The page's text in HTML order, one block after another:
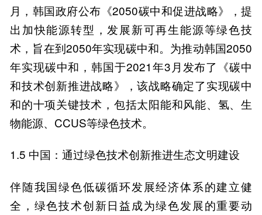
月，韩国政府公布《2050碳中和促进战略》，提
出加快能源转型，发展新可再生能源等绿色技
术，旨在到2050年实现碳中和。为推动韩国2050
年实现碳中和，韩国于2021年3月发布了《碳中
和技术创新推进战略》，该战略确定了实现碳中
和的十项关键技术，包括太阳能和风能、氢、生
物能源、CCUS等绿色技术。
1.5 中国：通过绿色技术创新推进生态文明建设
伴随我国绿色低碳循环发展经济体系的建立健
全，绿色技术创新日益成为绿色发展的重要动